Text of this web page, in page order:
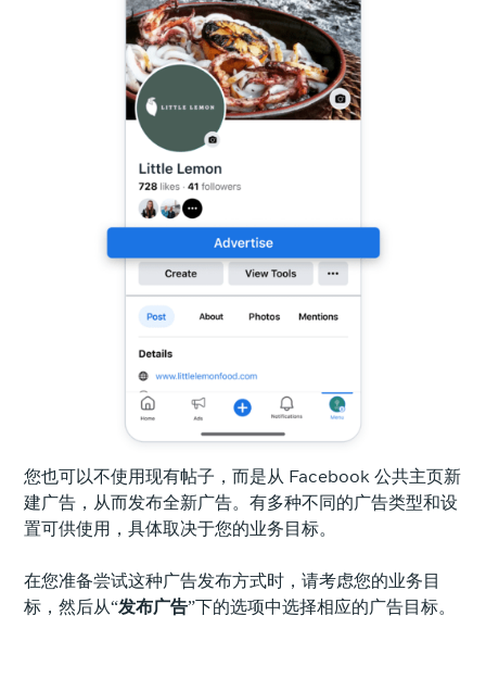
您也可以不使用现有帖子，而是从 Facebook 公共主页新
建广告，从而发布全新广告。有多种不同的广告类型和设
置可供使用，具体取决于您的业务目标。
在您准备尝试这种广告发布方式时，请考虑您的业务目
标，然后从“发布广告”下的选项中选择相应的广告目标。